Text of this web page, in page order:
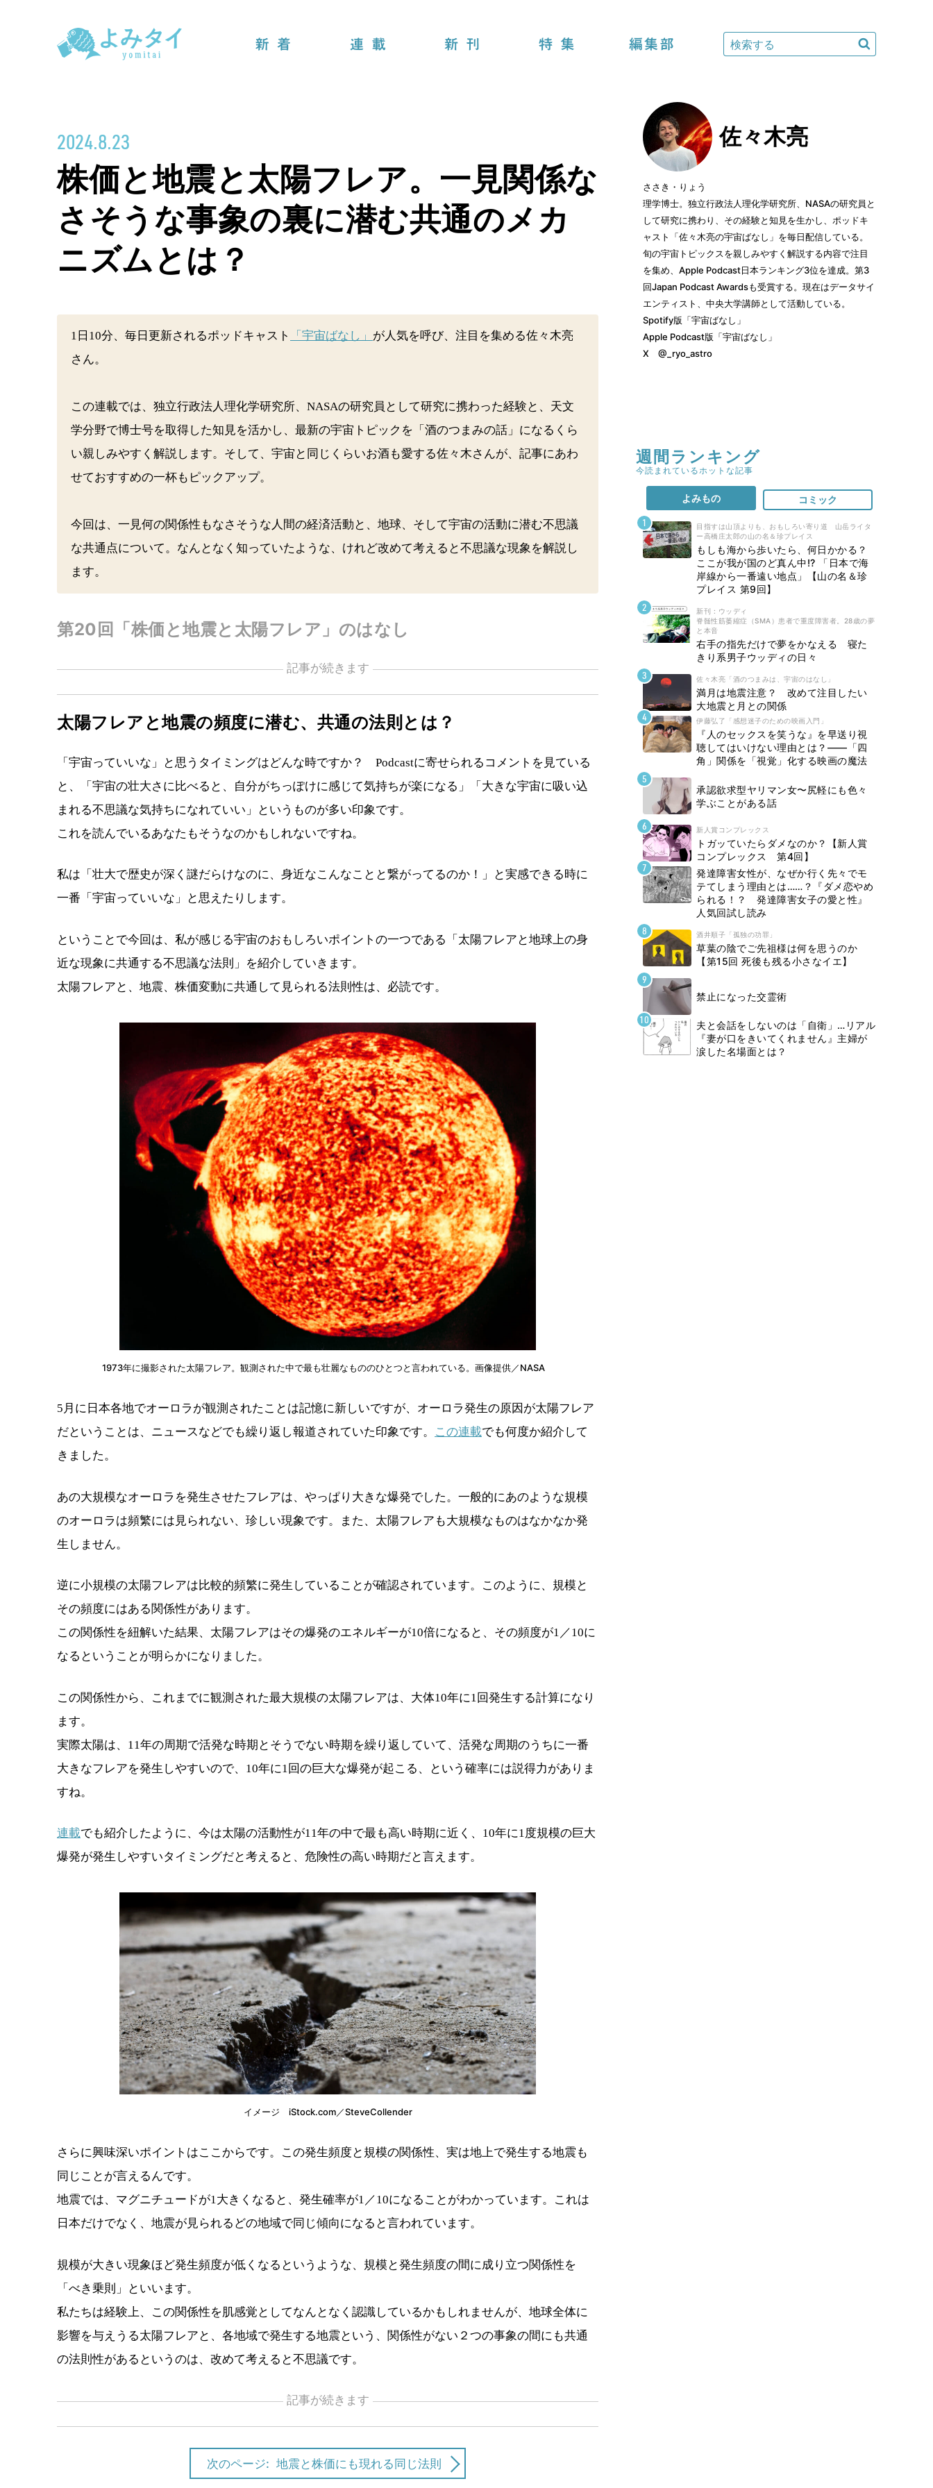
2024.8.23
株価と地震と太陽フレア。一見関係な
さそうな事象の裏に潜む共通のメカ
ニズムとは？
1日10分、毎日更新されるポッドキャスト 「宇宙ばなし」 が人気を呼び、注目を集める佐々木亮
さん。
この連載では、独立行政法人理化学研究所、NASAの研究員として研究に携わった経験と、天文
学分野で博士号を取得した知見を活かし、最新の宇宙トピックを「酒のつまみの話」になるくら
い親しみやすく解説します。そして、宇宙と同じくらいお酒も愛する佐々木さんが、記事にあわ
せておすすめの一杯もピックアップ。
今回は、一見何の関係性もなさそうな人間の経済活動と、地球、そして宇宙の活動に潜む不思議
な共通点について。なんとなく知っていたような、けれど改めて考えると不思議な現象を解説し
ます。
第20回「株価と地震と太陽フレア」のはなし
記事が続きます
太陽フレアと地震の頻度に潜む、共通の法則とは？
「宇宙っていいな」と思うタイミングはどんな時ですか？ Podcastに寄せられるコメントを見ている
と、「宇宙の壮大さに比べると、自分がちっぽけに感じて気持ちが楽になる」「大きな宇宙に吸い込
まれる不思議な気持ちになれていい」というものが多い印象です。
これを読んでいるあなたもそうなのかもしれないですね。
私は「壮大で歴史が深く謎だらけなのに、身近なこんなことと繋がってるのか！」と実感できる時に
一番「宇宙っていいな」と思えたりします。
ということで今回は、私が感じる宇宙のおもしろいポイントの一つである「太陽フレアと地球上の身
近な現象に共通する不思議な法則」を紹介していきます。
太陽フレアと、地震、株価変動に共通して見られる法則性は、必読です。
1973年に撮影された太陽フレア。観測された中で最も壮麗なもののひとつと言われている。画像提供／NASA
5月に日本各地でオーロラが観測されたことは記憶に新しいですが、オーロラ発生の原因が太陽フレア
だということは、ニュースなどでも繰り返し報道されていた印象です。
この連載でも何度か紹介して
きました。
あの大規模なオーロラを発生させたフレアは、やっぱり大きな爆発でした。一般的にあのような規模
のオーロラは頻繁には見られない、珍しい現象です。また、太陽フレアも大規模なものはなかなか発
生しません。
逆に小規模の太陽フレアは比較的頻繁に発生していることが確認されています。このように、規模と
その頻度にはある関係性があります。
この関係性を紐解いた結果、太陽フレアはその爆発のエネルギーが10倍になると、その頻度が1／10に
なるということが明らかになりました。
この関係性から、これまでに観測された最大規模の太陽フレアは、大体10年に1回発生する計算になり
ます。
実際太陽は、11年の周期で活発な時期とそうでない時期を繰り返していて、活発な周期のうちに一番
大きなフレアを発生しやすいので、10年に1回の巨大な爆発が起こる、という確率には説得力がありま
すね。
連載でも紹介したように、今は太陽の活動性が11年の中で最も高い時期に近く、10年に1度規模の巨大
爆発が発生しやすいタイミングだと考えると、危険性の高い時期だと言えます。
イメージ iStock.com／SteveCollender
さらに興味深いポイントはここからです。この発生頻度と規模の関係性、実は地上で発生する地震も
同じことが言えるんです。
地震では、マグニチュードが1大きくなると、発生確率が1／10になることがわかっています。これは
日本だけでなく、地震が見られるどの地域で同じ傾向になると言われています。
規模が大きい現象ほど発生頻度が低くなるというような、規模と発生頻度の間に成り立つ関係性を
「べき乗則」といいます。
私たちは経験上、この関係性を肌感覚としてなんとなく認識しているかもしれませんが、地球全体に
影響を与えうる太陽フレアと、各地域で発生する地震という、関係性がない２つの事象の間にも共通
の法則性があるというのは、改めて考えると不思議です。
記事が続きます
次のページ: 地震と株価にも現れる同じ法則
佐々木亮
ささき・りょう
理学博士。独立行政法人理化学研究所、NASAの研究員と
して研究に携わり、その経験と知見を生かし、ポッドキ
ャスト「佐々木亮の宇宙ばなし」を毎日配信している。
旬の宇宙トピックスを親しみやすく解説する内容で注目
を集め、Apple Podcast日本ランキング3位を達成。第3
回Japan Podcast Awardsも受賞する。現在はデータサイ
エンティスト、中央大学講師として活動している。
Spotify版「宇宙ばなし」
Apple Podcast版「宇宙ばなし」
X @_ryo_astro
週間ランキング
今読まれているホットな記事
よみもの コミック
目指すは山頂よりも、おもしろい寄り道 山岳ライタ
ー高橋庄太郎の山の名＆珍プレイス
もしも海から歩いたら、何日かかる？
ここが我が国のど真ん中!? 「日本で海
岸線から一番遠い地点」【山の名＆珍
プレイス 第9回】
新刊 : ウッディ
脊髄性筋萎縮症（SMA）患者で重度障害者。28歳の夢
と本音
右手の指先だけで夢をかなえる 寝た
きり系男子ウッディの日々
佐々木亮「酒のつまみは、宇宙のはなし」
満月は地震注意？ 改めて注目したい
大地震と月との関係
伊藤弘了「感想迷子のための映画入門」
『人のセックスを笑うな』を早送り視
聴してはいけない理由とは？――「四
角」関係を「視覚」化する映画の魔法
承認欲求型ヤリマン女〜尻軽にも色々
学ぶことがある話
新人賞コンプレックス
トガッていたらダメなのか？【新人賞
コンプレックス 第4回】
発達障害女性が、なぜか行く先々でモ
テてしまう理由とは……？『ダメ恋やめ
られる！？ 発達障害女子の愛と性』
人気回試し読み
酒井順子「孤独の功罪」
草葉の陰でご先祖様は何を思うのか
【第15回 死後も残る小さなイエ】
禁止になった交霊術
夫と会話をしないのは「自衛」…リアル
『妻が口をきいてくれません』主婦が
涙した名場面とは？